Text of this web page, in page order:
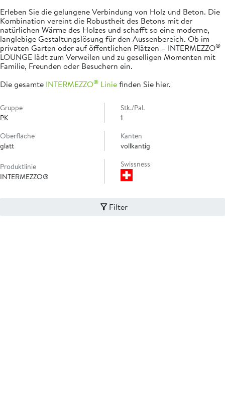
Erleben Sie die gelungene Verbindung von Holz und Beton. Die
Kombination vereint die Robustheit des Betons mit der
natürlichen Wärme des Holzes und schafft so eine moderne,
langlebige Gestaltungslösung für den Aussenbereich. Ob im
privaten Garten oder auf öffentlichen Plätzen – INTERMEZZO®
LOUNGE lädt zum Verweilen und zu geselligen Momenten mit
Familie, Freunden oder Besuchern ein.
Die gesamte INTERMEZZO® Liniefinden Sie hier.
Gruppe
PK
Stk./Pal.
1
Oberfläche
glatt
Kanten
vollkantig
Produktlinie
INTERMEZZO®
Swissness
Filter